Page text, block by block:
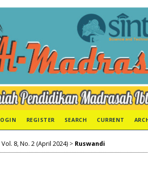
REGISTER SEARCH CURRENT
8, No. 2 (April 2024) > Ruswandi